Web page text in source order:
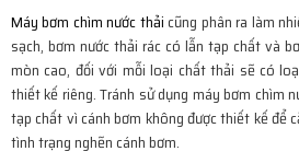
Máy bơm chìm nước thảicũng phân ra làm
sạch, bơm nước thải rác có lẫn tạp chất và
mòn cao, đối với mỗi loại chất thải sẽ có
thiết kế riêng. Tránh sử dụng máy bơm chìm
tạp chất vì cánh bơm không được thiết kế để
tình trạng nghẽn cánh bơm.